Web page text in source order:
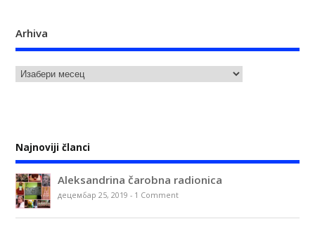
Arhiva
Najnoviji članci
Aleksandrina čarobna radionica
децембар 25, 2019 - 1 Comment